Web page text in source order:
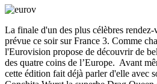
La finale d'un des plus célèbres
prévue ce soir sur France 3. Comme
l'Eurovision propose de découvrir de
des quatre coins de l’Europe. Avant
cette édition fait déjà parler d'elle avec